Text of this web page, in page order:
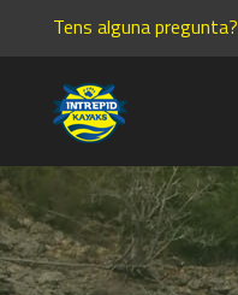
Tens alguna pregunta?